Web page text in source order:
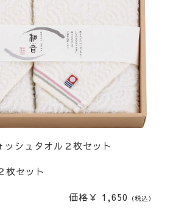
シュタオル２枚セット
枚セット
価格￥ 1,650 （税込）